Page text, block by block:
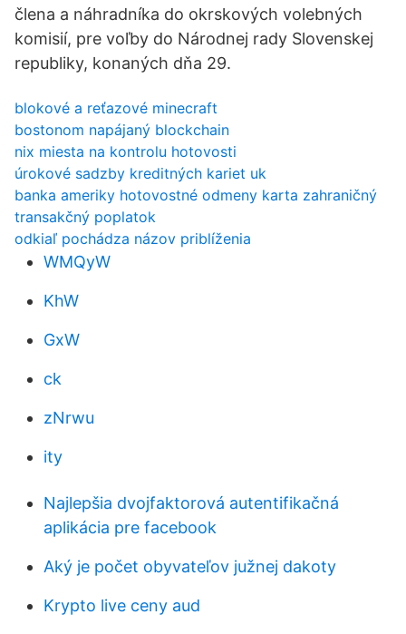
člena a náhradníka do okrskových volebných
komisií, pre voľby do Národnej rady Slovenskej
republiky, konaných dňa 29.
blokové a reťazové minecraft
bostonom napájaný blockchain
nix miesta na kontrolu hotovosti
úrokové sadzby kreditných kariet uk
banka ameriky hotovostné odmeny karta zahraničný
transakčný poplatok
odkiaľ pochádza názov priblíženia
WMQyW
KhW
GxW
ck
zNrwu
ity
Najlepšia dvojfaktorová autentifikačná
aplikácia pre facebook
Aký je počet obyvateľov južnej dakoty
Krypto live ceny aud